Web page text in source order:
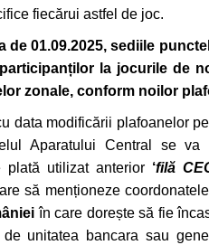
fiecărui astfel de joc.
de 01.09.2025, sediile
la jocurile de
zonale, conform noilor
data modificării plafoanelor
Aparatului Central se va
plată utilizat anterior ‘filă
să menționeze
în care dorește să fie
unitatea bancara sau